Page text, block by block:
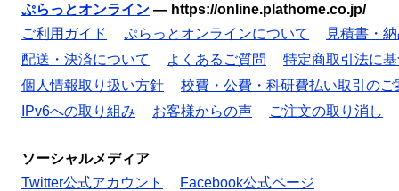
ぷらっとオンライン — https://online.plathome.co.jp/
ご利用ガイド
ぷらっとオンラインについて
見積書・
配送・決済について
よくあるご質問
特定商取引法に
個人情報取り扱い方針
校費・公費・科研費払い取引のご
IPv6への取り組み
お客様からの声 ご注文の取り消し
ソーシャルメディア
Twitter公式アカウント
Facebook公式ページ